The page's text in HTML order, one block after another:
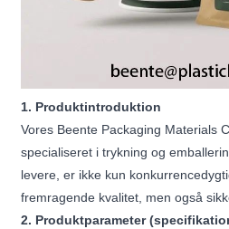
1. Produktintroduktion
Vores Beente Packaging Materials
specialiseret i trykning og
levere, er ikke kun
fremragende kvalitet, men også
2. Produktparameter